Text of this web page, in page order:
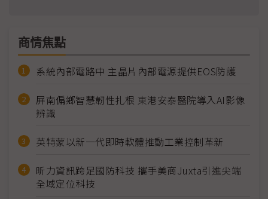
商情焦點
系統內部電路中 主晶片內部電源提供EOS防護
屏南偏鄉智慧韌性扎根 東港安泰醫院導入AI影像
辨識
英特蒙以新一代即時軟體推動工業控制革新
昕力資訊跨足國防科技 攜手美商Juxta引進尖端
全域定位科技